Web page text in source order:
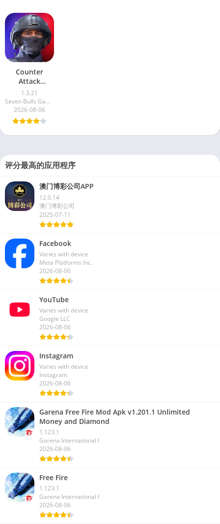
Counter
Attack
Multiplayer
FPS
1.3.21
Seven Bulls Games
2026-08-06
评分最高的应用程序
澳门博彩公司APP
12.0.14
澳门博彩公司
2025-07-11
Facebook
Varies with device
Meta Platforms Inc.
2026-08-06
YouTube
Varies with device
Google LLC
2026-08-06
Instagram
Varies with device
Instagram
2026-08-06
Garena Free Fire Mod Apk v1.201.1 Unlimited
Money and Diamond
1.123.1
Garena International I
2026-08-06
Free Fire
1.123.1
Garena International I
2026-08-06